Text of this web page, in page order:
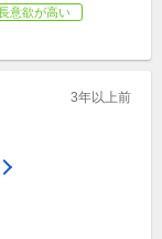
意欲が高い
3年以上前